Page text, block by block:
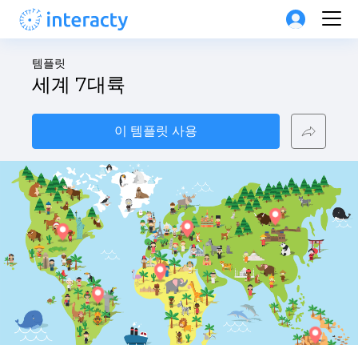
템플릿
세계 7대륙
이 템플릿 사용